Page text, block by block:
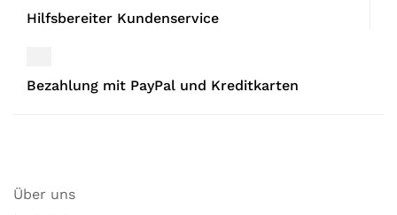
Hilfsbereiter Kundenservice
Bezahlung mit PayPal und Kreditkarten
Über uns